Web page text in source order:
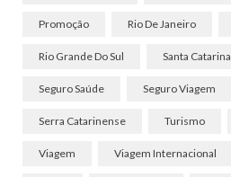
Promoção Rio De Janeiro
Rio Grande Do Sul Santa Catarina
Seguro Saúde Seguro Viagem
Serra Catarinense Turismo
Viagem Viagem Internacional